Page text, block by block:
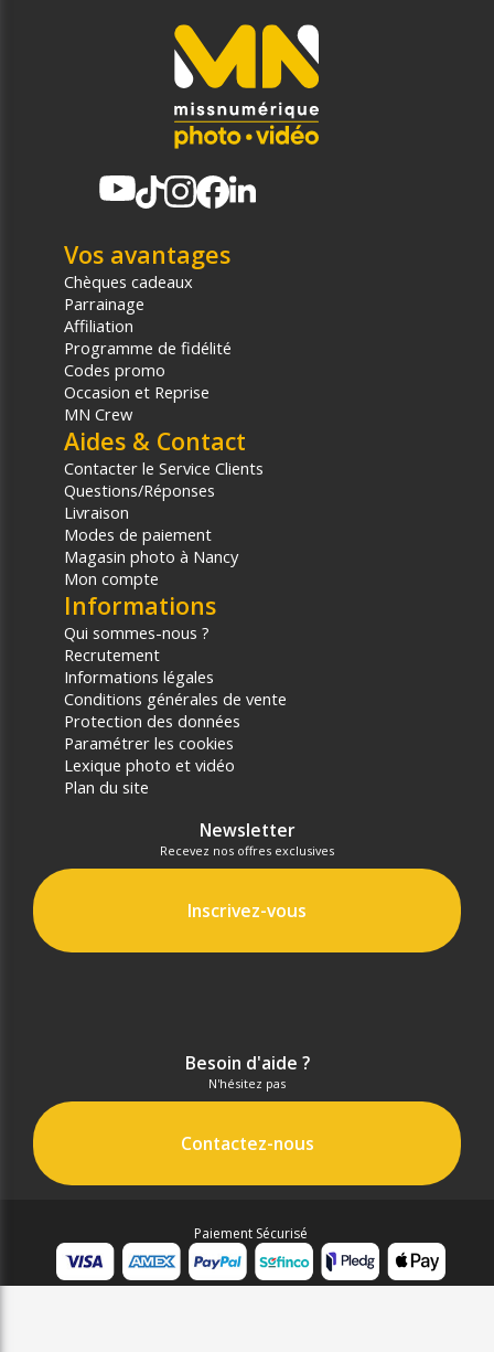
Vos avantages
Chèques cadeaux
Parrainage
Affiliation
Programme de fidélité
Codes promo
Occasion et Reprise
MN Crew
Aides & Contact
Contacter le Service Clients
Questions/Réponses
Livraison
Modes de paiement
Magasin photo à Nancy
Mon compte
Informations
Qui sommes-nous ?
Recrutement
Informations légales
Conditions générales de vente
Protection des données
Paramétrer les cookies
Lexique photo et vidéo
Plan du site
Newsletter
Recevez nos offres exclusives
Inscrivez-vous
Besoin d'aide ?
N'hésitez pas
Contactez-nous
Paiement Sécurisé